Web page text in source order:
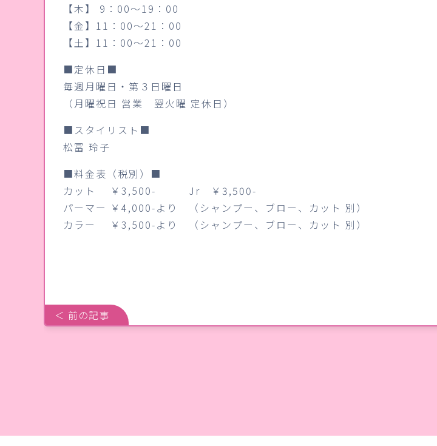
【木】 9：00～19：00
【金】11：00～21：00
【土】11：00～21：00
■定休日■
毎週月曜日・第３日曜日
（月曜祝日 営業 翌火曜 定休日）
■スタイリスト■
松冨 玲子
■料金表（税別）■
カット ￥3,500- Jr ￥3,500-
パーマー ￥4,000-より （シャンプー、ブロー、カット 別）
カラー ￥3,500-より （シャンプー、ブロー、カット 別）
＜ 前の記事